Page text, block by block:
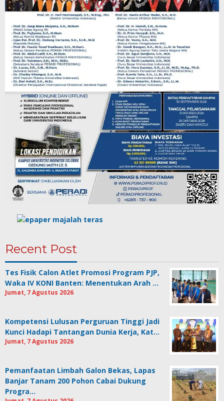
Recent Post
Tes Fisik Calon Atlet Promosi Program PJP,
Waka IV KONI Banten: Menentukan Arah …
Jumat, 7 Agustus 2026
Kompetensi Lulusan Perguruan Tinggi Jadi
Kunci Hadapi Tantangan Dunia Kerja, Kat…
Jumat, 7 Agustus 2026
Pemanfaatan Limbah Galon Bekas, Lapas
Banjar Tanam 200 Pohon Cabai Dukung
Progra…